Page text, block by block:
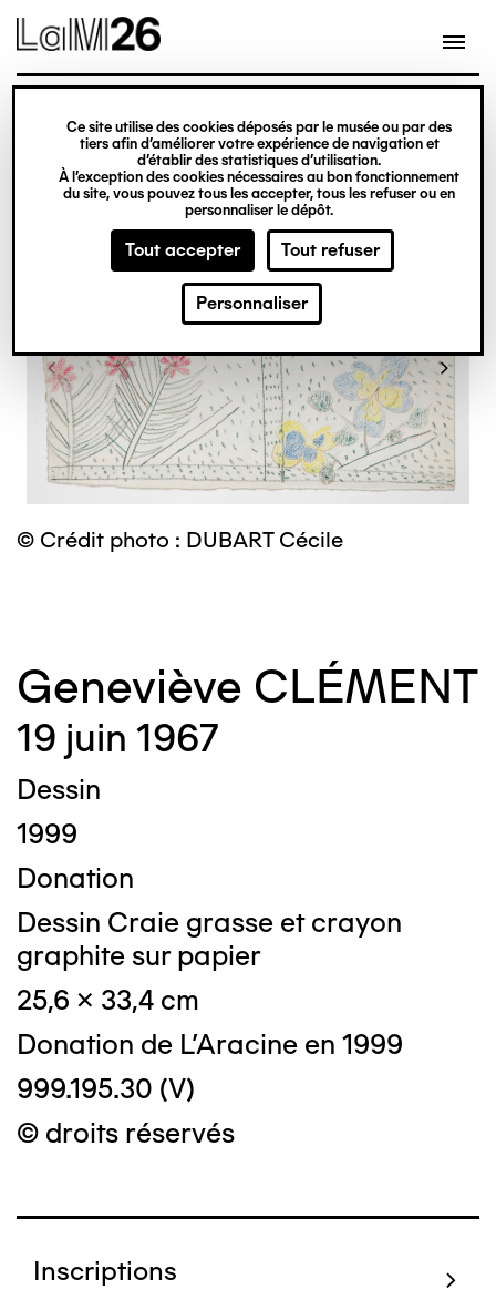
Gestion des cookies
Ce site utilise des cookies déposés par le musée ou par des
tiers afin d’améliorer votre expérience de navigation et
d’établir des statistiques d’utilisation.
À l’exception des cookies nécessaires au bon fonctionnement
du site, vous pouvez tous les accepter, tous les refuser ou en
personnaliser le dépôt.
Tout accepter Tout refuser
Personnaliser
contenu
© Crédit photo : DUBART Cécile
Geneviève CLÉMENT
19 juin 1967
Dessin
1999
Donation
Dessin Craie grasse et crayon
graphite sur papier
25,6 x 33,4 cm
Donation de L'Aracine en 1999
999.195.30 (V)
© droits réservés
Inscriptions